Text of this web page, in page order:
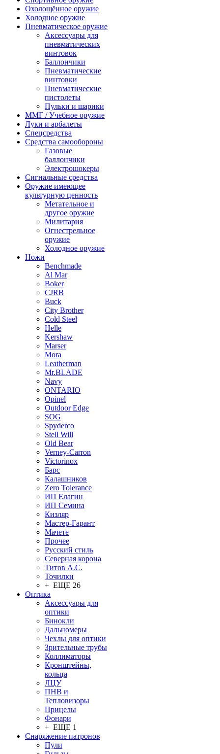
Охолощённое оружие
Холодное оружие
Пневматическое оружие
Аксессуары для
пневматических
винтовок
Баллончики
Пневматические
винтовки
Пневматические
пистолеты
Пульки и шарики
ММГ / Учебное оружие
Луки и арбалеты
Спецсредства
Средства самообороны
Газовые
баллончики
Электрошокеры
Сигнальные средства
Оружие имеющее
культурную ценность
Метательное и
другое оружие
Милитария
Огнестрельное
оружие
Холодное оружие
Ножи
Benchmade
Al Mar
Boker
CJRB
Buck
City Brother
Cold Steel
Helle
Kershaw
Marser
Mora
Leatherman
Mr.BLADE
Navy
ONTARIO
Opinel
Outdoor Edge
SOG
Spyderco
Stell Will
Old Bear
Verney-Carron
Victorinox
Барс
Калашников
Zero Tolerance
ИП Елагин
ИП Семина
Кизляр
Мастер-Гарант
Мачете
Прочее
Русский стиль
Северная корона
Титов А.С.
Точилки
+ ЕЩЕ 26
Оптика
Аксессуары для
оптики
Бинокли
Дальномеры
Чехлы для оптики
Зрительные трубы
Коллиматоры
Кронштейны,
кольца
ЛЦУ
ПНВ и
Тепловизоры
Прицелы
Фонари
+ ЕЩЕ 1
Снаряжение патронов
Пули